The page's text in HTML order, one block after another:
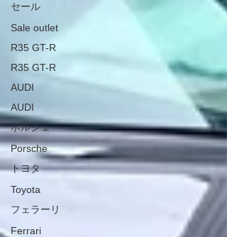
セール
Sale outlet
R35 GT-R
R35 GT-R
AUDI
AUDI
ポルシェ
Porsche
トヨタ
Toyota
フェラーリ
Ferrari